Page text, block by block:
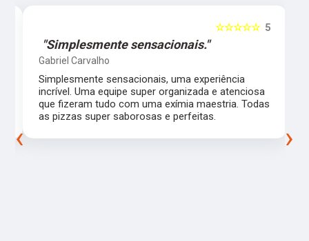
5
☆☆☆☆☆
"Simplesmente sensacionais."
Gabriel Carvalho
Simplesmente sensacionais, uma experiência
incrível. Uma equipe super organizada e atenciosa
que fizeram tudo com uma exímia maestria. Todas
as pizzas super saborosas e perfeitas.
‹ ›